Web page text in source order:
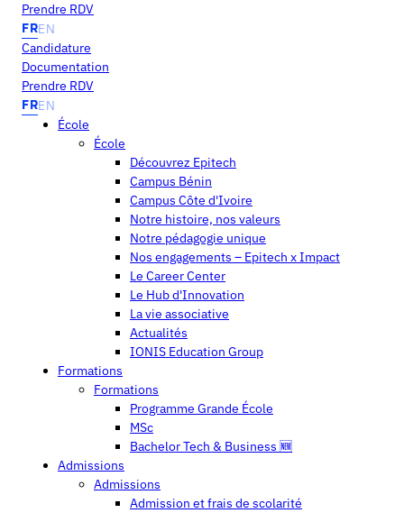
Prendre RDV
FREN
Candidature
Documentation
Prendre RDV
FREN
École
École
Découvrez Epitech
Campus Bénin
Campus Côte d'Ivoire
Notre histoire, nos valeurs
Notre pédagogie unique
Nos engagements – Epitech x Impact
Le Career Center
Le Hub d'Innovation
La vie associative
Actualités
IONIS Education Group
Formations
Formations
Programme Grande École
MSc
Bachelor Tech & Business 🆕
Admissions
Admissions
Admission et frais de scolarité